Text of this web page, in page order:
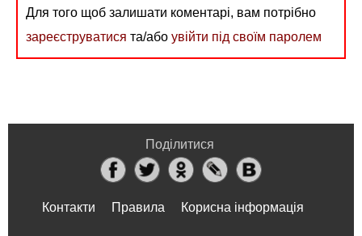
Для того щоб залишати коментарі, вам потрібно
зареєструватися та/або увійти під своїм паролем
Поділитися
Контакти Правила Корисна інформація